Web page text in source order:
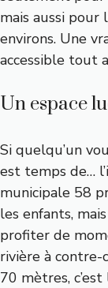
mais aussi pour
environs. Une
accessible tout
Un espace
Si quelqu’un
est temps de…
municipale 58
les enfants,
profiter de
rivière à
70 mètres,